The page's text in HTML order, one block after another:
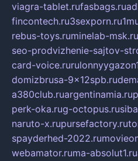
viagra-tablet.rufasbags.ru
fincontech.ru3sexporn.ru
rebus-toys.ruminelab-msk.ru
seo-prodvizhenie-sajtov-
card-voice.ru
domizbrusa-9x12spb.ru
a380club.ruargentinamia.ru
perk-oka.rug-octopus.ru
naruto-x.rupursefactory.ru
spayderhed-2022.ru
webamator.ruma-absolut1.ru